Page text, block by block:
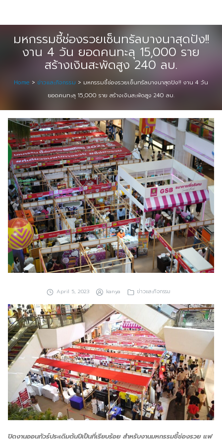
Event & Exhibition Solution
intro
Media Solution
Seminar Service Solution
Trading & E-Commerce Solution
ข้อมูลบริษัท
จัดงานแสดงสินค้าและอีเว้นท์ต่าง ๆ
ติดต่อเรา
บริการของเรา
ประชาสัมพันธ์ผ่านสื่อออฟไลน์และสื่อออนไลน์
ผลงานของเรา
พัฒนาผลิตภัณฑ์
หน้าแรก
อบรมสัมมนาออฟไลน์และออนไลน์
มหกรรมชี้ช่องรวยเซ็นทรัลบางนาสุดปัง!!
งาน 4 วัน ยอดคนทะลุ 15,000 ราย
สร้างเงินสะพัดสูง 240 ลบ.
Home > ข่าวและกิจกรรม > มหกรรมชี้ช่องรวยเซ็นทรัลบางนาสุดปัง!! งาน 4 วัน
ยอดคนทะลุ 15,000 ราย สร้างเงินสะพัดสูง 240 ลบ.
April 5, 2023 kanya ข่าวและกิจกรรม
ปิดงานออนทัวร์ประเดิมต้นปีเป็นที่เรียบร้อย สำหรับงานมหกรรมชี้ช่องรวย แฟ